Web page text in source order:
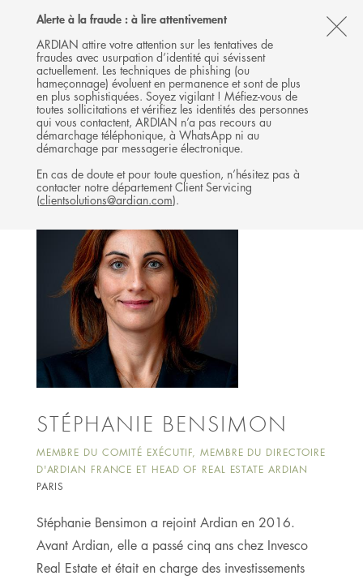
Alerte à la fraude : à lire attentivement
ARDIAN attire votre attention sur les tentatives de
fraudes avec usurpation d’identité qui sévissent
actuellement. Les techniques de phishing (ou
hameçonnage) évoluent en permanence et sont de plus
en plus sophistiquées. Soyez vigilant ! Méfiez-vous de
toutes sollicitations et vérifiez les identités des personnes
qui vous contactent, ARDIAN n’a pas recours au
démarchage téléphonique, à WhatsApp ni au
démarchage par messagerie électronique.
En cas de doute et pour toute question, n’hésitez pas à
contacter notre département Client Servicing
(clientsolutions@ardian.com).
Follow
Ardian
on
X
Follow
Ardian
on
LinkedIn
Follow
Ardian
on
YouTube
Ardian
on
Jobs
on
LinkedIn
MENU
L'ÉQUIPE
REAL ESTATE
STÉPHANIE BENSIMON
MEMBRE DU COMITÉ EXÉCUTIF, MEMBRE DU DIRECTOIRE
D'ARDIAN FRANCE ET HEAD OF REAL ESTATE ARDIAN
PARIS
Stéphanie Bensimon a rejoint Ardian en 2016.
Avant Ardian, elle a passé cinq ans chez Invesco
Real Estate et était en charge des investissements